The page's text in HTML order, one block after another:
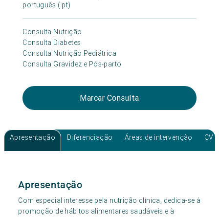
português ( pt)
Consulta Nutrição
Consulta Diabetes
Consulta Nutrição Pediátrica
Consulta Gravidez e Pós-parto
Marcar Consulta
Apresentação Diferenciação Áreas de intervenção CV
Apresentação
Com especial interesse pela nutrição clínica, dedica-se à
promoção de hábitos alimentares saudáveis e à